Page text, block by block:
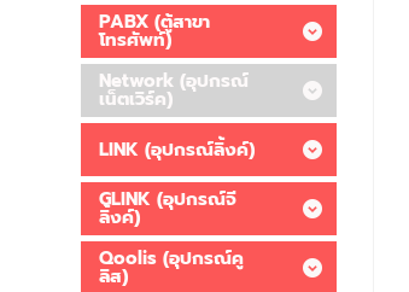
PABX (ตู้สาขา
โทรศัพท์)
Network (อุปกรณ์
เน็ตเวิร์ค)
LINK (อุปกรณ์ลิ้งค์)
GLINK (อุปกรณ์จี
ลิ้งค์)
Qoolis (อุปกรณ์คู
ลิส)